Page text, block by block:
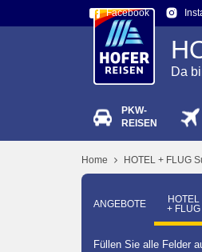
Facebook
Da
PKW-
REISEN
Home HOTEL + FLUG
ANGEBOTE
HOTEL
+ FLUG
Füllen Sie alle Felder